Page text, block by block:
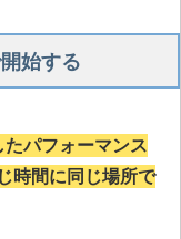
始する
パフォーマンス
時間に同じ場所で